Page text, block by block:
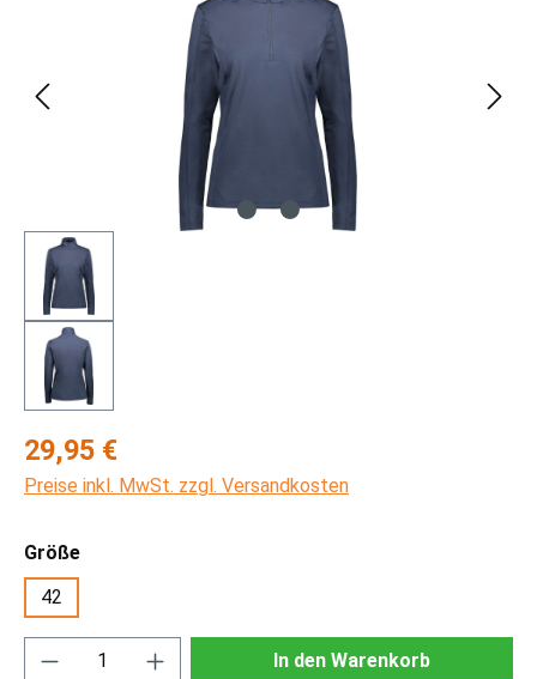
Regulärer Preis:
29,95 €
Preise inkl. MwSt. zzgl. Versandkosten
Größeauswählen
42
Produkt Anzahl: Gib den gewünschten
In den Warenkorb